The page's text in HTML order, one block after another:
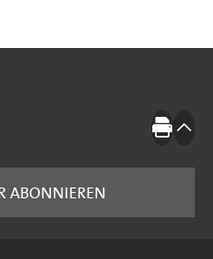
Drucken
ABONNIEREN